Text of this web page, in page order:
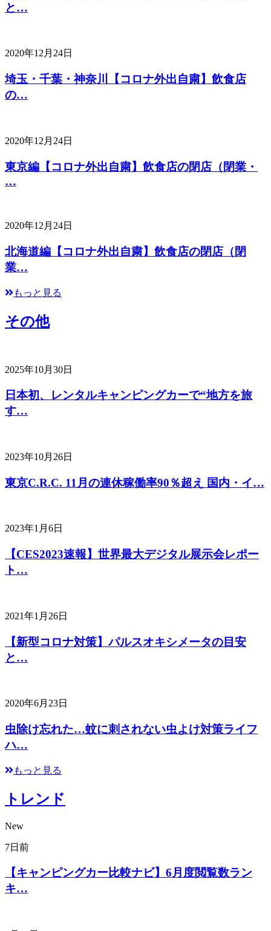
と…
2020年12月24日
埼玉・千葉・神奈川【コロナ外出自粛】飲食店
の…
2020年12月24日
東京編【コロナ外出自粛】飲食店の閉店（閉業・
…
2020年12月24日
北海道編【コロナ外出自粛】飲食店の閉店（閉
業…
もっと見る
その他
2025年10月30日
日本初、レンタルキャンピングカーで“地方を旅
す…
2023年10月26日
東京C.R.C. 11月の連休稼働率90％超え 国内・イ…
2023年1月6日
【CES2023速報】世界最大デジタル展示会レポー
ト…
2021年1月26日
【新型コロナ対策】パルスオキシメータの目安
と…
2020年6月23日
虫除け忘れた…蚊に刺されない虫よけ対策ライフ
ハ…
もっと見る
トレンド
New
7日前
【キャンピングカー比較ナビ】6月度閲覧数ラン
キ…